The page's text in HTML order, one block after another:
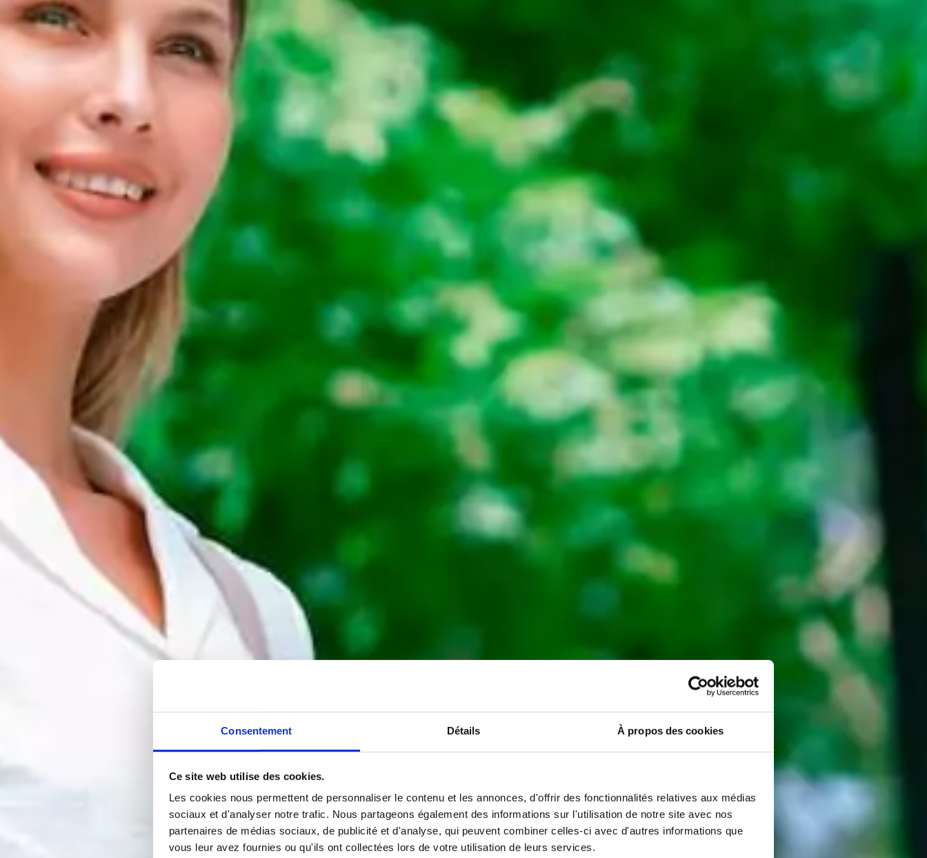
Consentement Détails À propos des cookies
Ce site web utilise des cookies.
Les cookies nous permettent de personnaliser le contenu et les annonces, d'offrir des fonctionnalités relatives aux médias
sociaux et d'analyser notre trafic. Nous partageons également des informations sur l'utilisation de notre site avec nos
partenaires de médias sociaux, de publicité et d'analyse, qui peuvent combiner celles-ci avec d'autres informations que
vous leur avez fournies ou qu'ils ont collectées lors de votre utilisation de leurs services.